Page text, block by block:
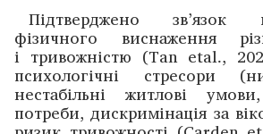
Підтвер­джено
фізичного ­виснаження
і тривожністю (Tan etal.,
психологічні стресори
нестабільні житлові
потреби, дискримінація за